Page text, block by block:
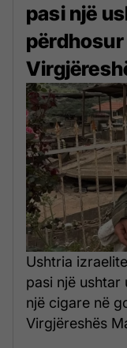
pasi një
Ushtria
pasi një
një cigare në
Virgjëreshës